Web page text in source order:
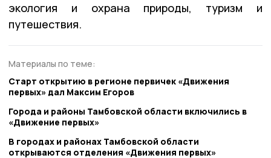
экология и охрана природы, туризм и
путешествия.
Материалы по теме:
Старт открытию в регионе первичек «Движения
первых» дал Максим Егоров
Города и районы Тамбовской области включились в
«Движение первых»
В городах и районах Тамбовской области
открываются отделения «Движения первых»